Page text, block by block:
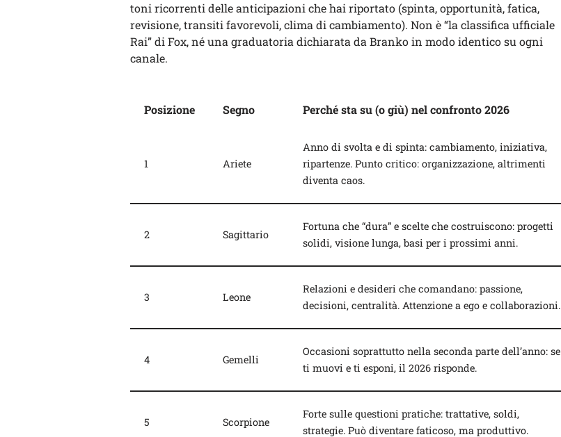
toni ricorrenti delle anticipazioni che hai riportato (spinta, opportunità, fatica,
revisione, transiti favorevoli, clima di cambiamento). Non è “la classifica ufficiale
Rai” di Fox, né una graduatoria dichiarata da Branko in modo identico su ogni
canale.
Posizione Segno Perché sta su (o giù) nel confronto 2026
1 Ariete
Anno di svolta e di spinta: cambiamento, iniziativa,
ripartenze. Punto critico: organizzazione, altrimenti
diventa caos.
2 Sagittario
Fortuna che “dura” e scelte che costruiscono: progetti
solidi, visione lunga, basi per i prossimi anni.
3 Leone
Relazioni e desideri che comandano: passione,
decisioni, centralità. Attenzione a ego e collaborazioni.
4 Gemelli
Occasioni soprattutto nella seconda parte dell’anno: se
ti muovi e ti esponi, il 2026 risponde.
5 Scorpione
Forte sulle questioni pratiche: trattative, soldi,
strategie. Può diventare faticoso, ma produttivo.